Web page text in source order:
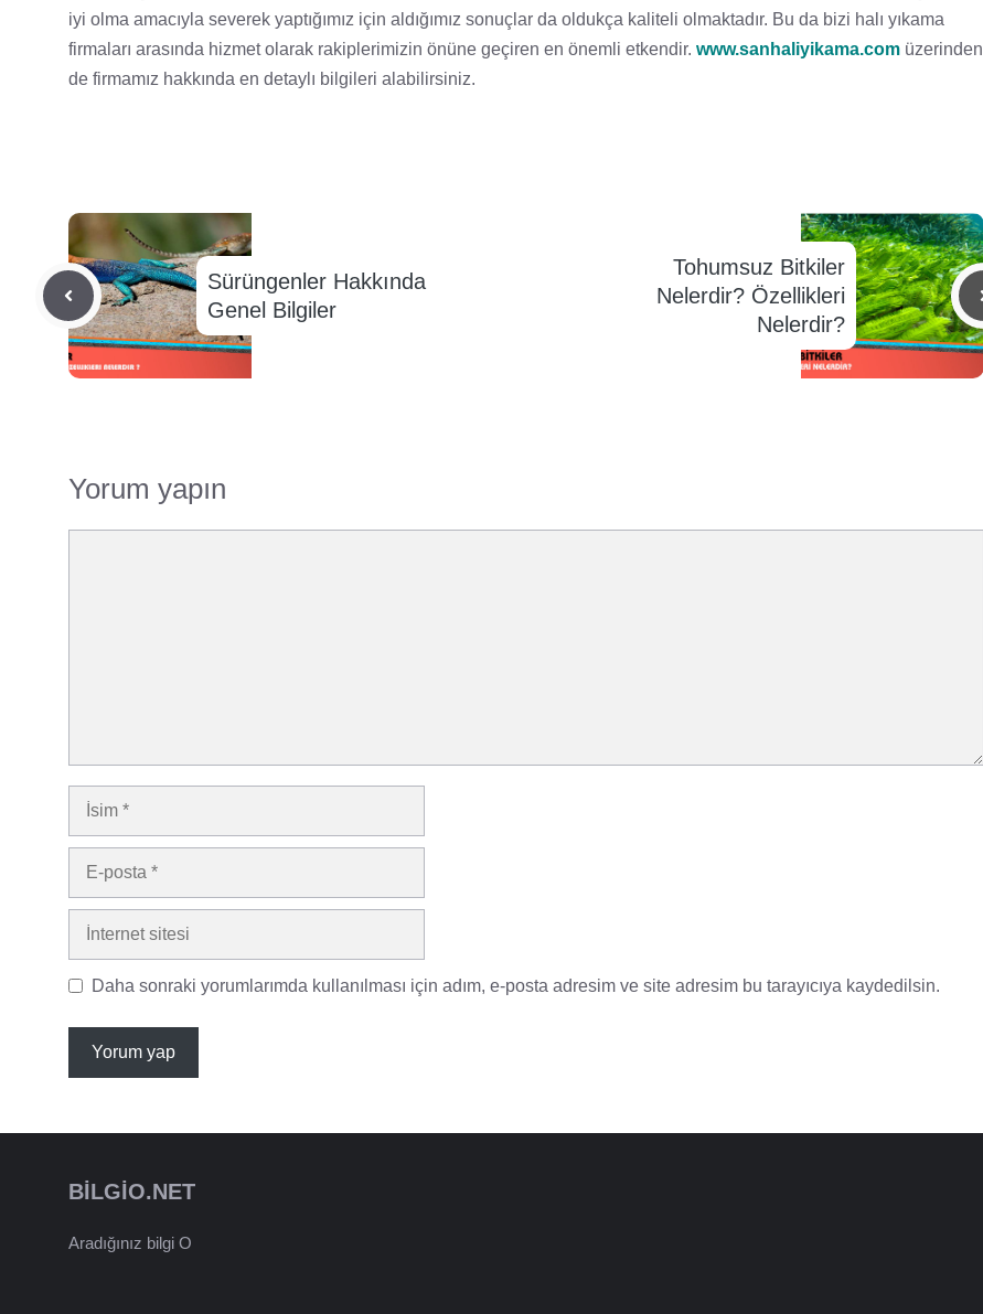
iyi olma amacıyla severek yaptığımız için aldığımız sonuçlar da oldukça kaliteli olmaktadır. Bu da bizi halı yıkama
firmaları arasında hizmet olarak rakiplerimizin önüne geçiren en önemli etkendir. www.sanhaliyikama.com üzerinden
de firmamız hakkında en detaylı bilgileri alabilirsiniz.
Sürüngenler Hakkında
Genel Bilgiler
Tohumsuz Bitkiler
Nelerdir? Özellikleri
Nelerdir?
Yorum yapın
İsim
İnternet
Daha sonraki yorumlarımda kullanılması için adım, e-posta adresim ve site adresim bu tarayıcıya kaydedilsin.
BILGIO.NET
Aradığınız bilgi O